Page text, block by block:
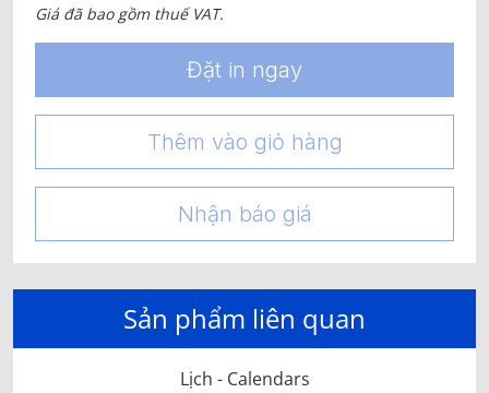
Giá đã bao gồm thuế VAT.
Đặt in ngay
Thêm vào giỏ hàng
Nhận báo giá
Sản phẩm liên quan
Lịch - Calendars